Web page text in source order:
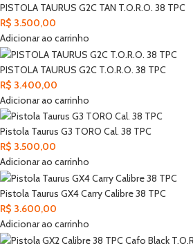
PISTOLA TAURUS G2C TAN T.O.R.O. 38 TPC
R$ 3.500,00
Adicionar ao carrinho
PISTOLA TAURUS G2C T.O.R.O. 38 TPC
R$ 3.400,00
Adicionar ao carrinho
Pistola Taurus G3 TORO Cal. 38 TPC
R$ 3.500,00
Adicionar ao carrinho
Pistola Taurus GX4 Carry Calibre 38 TPC
R$ 3.600,00
Adicionar ao carrinho